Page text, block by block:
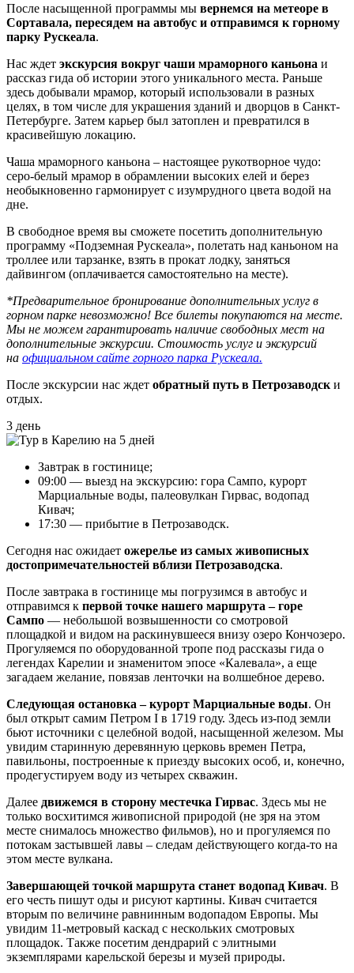
После насыщенной программы мы вернемся на метеоре в
Сортавала, пересядем на автобус и отправимся к горному
парку Рускеала.
Нас ждет экскурсия вокруг чаши мраморного каньона и
рассказ гида об истории этого уникального места. Раньше
здесь добывали мрамор, который использовали в разных
целях, в том числе для украшения зданий и дворцов в Санкт-
Петербурге. Затем карьер был затоплен и превратился в
красивейшую локацию.
Чаша мраморного каньона – настоящее рукотворное чудо:
серо-белый мрамор в обрамлении высоких елей и берез
необыкновенно гармонирует с изумрудного цвета водой на
дне.
В свободное время вы сможете посетить дополнительную
программу «Подземная Рускеала», полетать над каньоном на
троллее или тарзанке, взять в прокат лодку, заняться
дайвингом (оплачивается самостоятельно на месте).
*Предварительное бронирование дополнительных услуг в
горном парке невозможно! Все билеты покупаются на месте.
Мы не можем гарантировать наличие свободных мест на
дополнительные экскурсии. Стоимость услуг и экскурсий
на официальном сайте горного парка Рускеала.
После экскурсии нас ждет обратный путь в Петрозаводск и
отдых.
3 день
Завтрак в гостинице;
09:00 — выезд на экскурсию: гора Сампо, курорт
Марциальные воды, палеовулкан Гирвас, водопад
Кивач;
17:30 — прибытие в Петрозаводск.
Сегодня нас ожидает ожерелье из самых живописных
достопримечательностей вблизи Петрозаводска.
После завтрака в гостинице мы погрузимся в автобус и
отправимся к первой точке нашего маршрута – горе
Сампо — небольшой возвышенности со смотровой
площадкой и видом на раскинувшееся внизу озеро Кончозеро.
Прогуляемся по оборудованной тропе под рассказы гида о
легендах Карелии и знаменитом эпосе «Калевала», а еще
загадаем желание, повязав ленточки на волшебное дерево.
Следующая остановка – курорт Марциальные воды. Он
был открыт самим Петром I в 1719 году. Здесь из-под земли
бьют источники с целебной водой, насыщенной железом. Мы
увидим старинную деревянную церковь времен Петра,
павильоны, построенные к приезду высоких особ, и, конечно,
продегустируем воду из четырех скважин.
Далее движемся в сторону местечка Гирвас. Здесь мы не
только восхитимся живописной природой (не зря на этом
месте снималось множество фильмов), но и прогуляемся по
потокам застывшей лавы – следам действующего когда-то на
этом месте вулкана.
Завершающей точкой маршрута станет водопад Кивач. В
его честь пишут оды и рисуют картины. Кивач считается
вторым по величине равнинным водопадом Европы. Мы
увидим 11-метровый каскад с нескольких смотровых
площадок. Также посетим дендрарий с элитными
экземплярами карельской березы и музей природы.